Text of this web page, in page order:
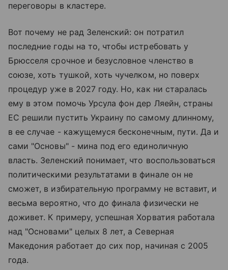
переговоры в кластере.
Вот почему не рад Зеленский: он потратил
последние годы на то, чтобы истребовать у
Брюсселя срочное и безусловное членство в
союзе, хоть тушкой, хоть чучелком, но поверх
процедур уже в 2027 году. Но, как ни старалась
ему в этом помочь Урсула фон дер Ляейн, страны
ЕС решили пустить Украину по самому длинному,
в ее случае - кажущемуся бесконечным, пути. Да и
сами "Основы" - мина под его единоличную
власть. Зеленский понимает, что воспользоваться
политическими результатами в финале он не
сможет, в избирательную программу не вставит, и
весьма вероятно, что до финала физически не
доживет. К примеру, успешная Хорватия работала
над "Основами" целых 8 лет, а Северная
Македония работает до сих пор, начиная с 2005
года.